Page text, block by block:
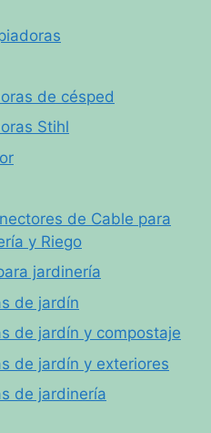
de césped
Stihl
de Cable para
y Riego
jardinería
de jardín
de jardín y compostaje
de jardín y exteriores
de jardinería